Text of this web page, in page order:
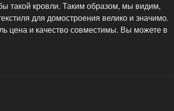
такой кровли. Таким образом, мы видим,
для домостроения велико и значимо.
цена и качество совместимы. Вы можете в